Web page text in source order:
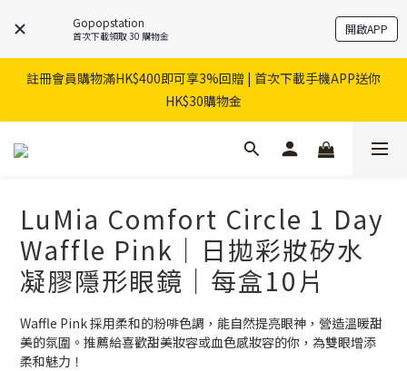
Gopopstation
首次下載領取 30 購物金 開啟APP
註冊會員購物滿HK$400即可享3%回贈 | 首次下載手機APP送你
HK$30購物金
LuMia Comfort Circle 1 Day
Waffle Pink｜日拋彩妝矽水
凝膠隱形眼鏡｜每盒10片
Waffle Pink 採用柔和的粉啡色調，能自然提亮眼神，營造溫暖甜
美的氛圍。推薦給喜歡甜美妝容或血色感妝容的你，為雙眼增添
柔和魅力！